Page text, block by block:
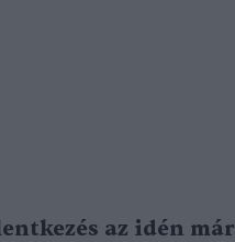
az idén már